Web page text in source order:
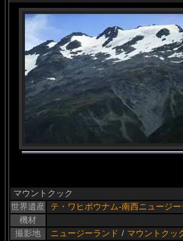
マウントクック
世界遺産
テ・ワヒポウナム-南西ニュージー
機材
撮影地
ニュージーランド / マウントクッ